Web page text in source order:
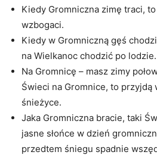
Kiedy Gromniczna zimę traci,
wzbogaci.
Kiedy w Gromniczną gęś
na Wielkanoc chodzić po lodzie.
Na Gromnicę – masz zimy
Świeci na Gromnice, to przyjdą
śnieżyce.
Jaka Gromniczna bracie, taki
jasne słońce w dzień
przedtem śniegu spadnie